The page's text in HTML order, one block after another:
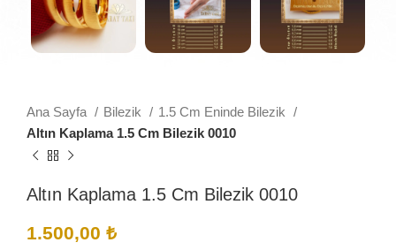
Ana Sayfa Bilezik
1.5 Cm Eninde Bilezik
Altın Kaplama 1.5 Cm Bilezik 0010
Altın Kaplama 1.5 Cm Bilezik 0010
1.500,00 ₺